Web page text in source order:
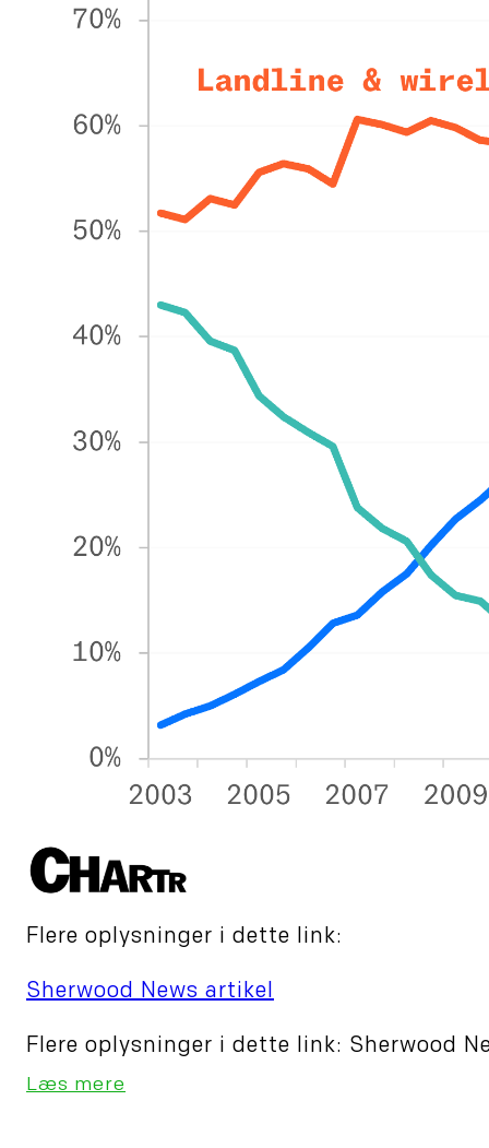
Flere oplysninger i dette link:
Sherwood News artikel
Flere oplysninger i dette link: Sherwood
Læs mere